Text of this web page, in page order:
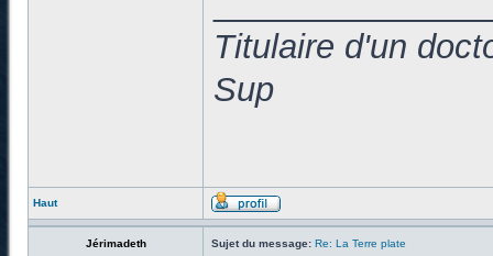
Titulaire d'un
Sup
Haut
Jérimadeth Sujet du message: Re: La Terre plate